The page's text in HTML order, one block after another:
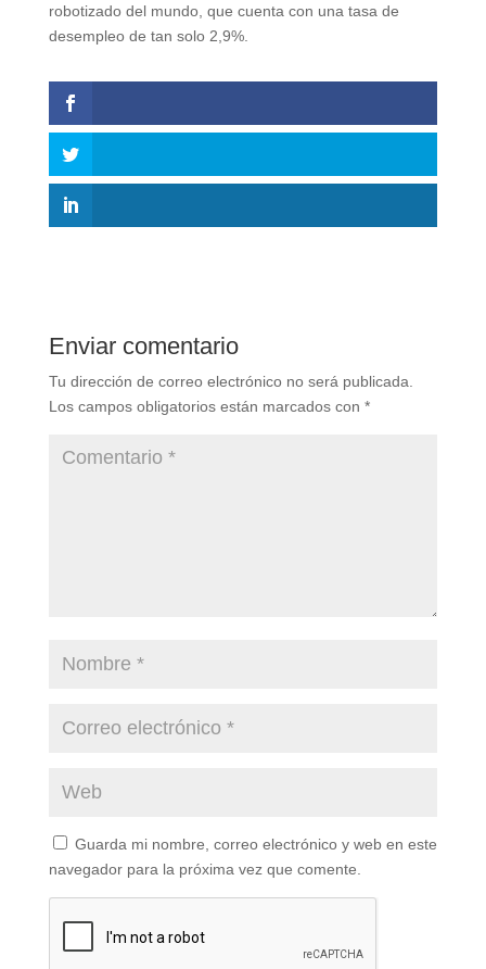
robotizado del mundo, que cuenta con una tasa de
desempleo de tan solo 2,9%.
Enviar comentario
Tu dirección de correo electrónico no será publicada.
Los campos obligatorios están marcados con *
Guarda mi nombre, correo electrónico y web en este
navegador para la próxima vez que comente.